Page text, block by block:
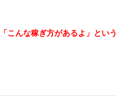
こんな稼ぎ方があるよ」という